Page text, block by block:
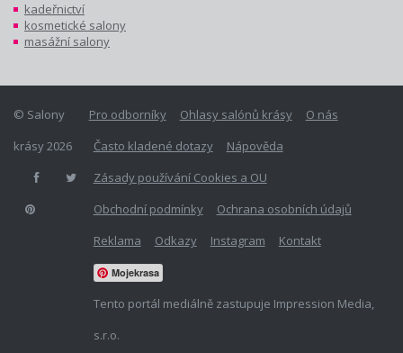
kadeřnictví
kosmetické salony
masážní salony
Pro odborníky Ohlasy salónů krásy
O nás
Často kladené dotazy
Nápověda
Zásady používání Cookies a OU
Obchodní podmínky
Ochrana osobních údajů
Reklama
Odkazy Instagram Kontakt
Mojekrasa
Tento portál mediálně zastupuje Impression Media,
s.r.o.
© Salony
krásy 2026